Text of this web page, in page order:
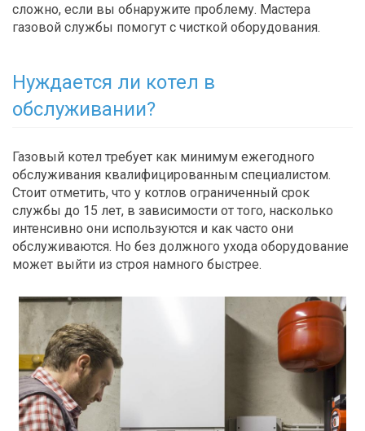
сложно, если вы обнаружите проблему. Мастера
газовой службы помогут с чисткой оборудования.
Нуждается ли котел в
обслуживании?
Газовый котел требует как минимум ежегодного
обслуживания квалифицированным специалистом.
Стоит отметить, что у котлов ограниченный срок
службы до 15 лет, в зависимости от того, насколько
интенсивно они используются и как часто они
обслуживаются. Но без должного ухода оборудование
может выйти из строя намного быстрее.